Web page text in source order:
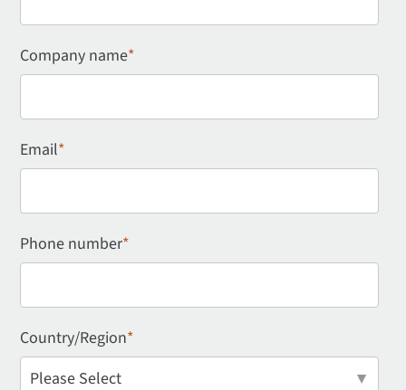
Company name*
Email*
Phone number*
Country/Region*